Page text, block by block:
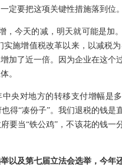
定要把这项关键性措施落到位。
，今天的减，明天就可能是加
施增值税改革以来，以减税
加了近一倍。因为企业在这个
。
央对地方的转移支付增幅是
得“凑份子”。我们退税的钱是
要当“铁公鸡”，不该花的钱一
以及第七届立法会选举，今年